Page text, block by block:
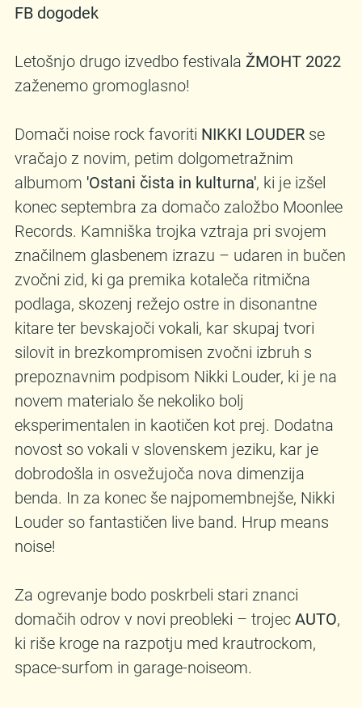
FB dogodek
Letošnjo drugo izvedbo festivala ŽMOHT 2022
zaženemo gromoglasno!
Domači noise rock favoriti NIKKI LOUDERse
vračajo z novim, petim dolgometražnim
albumom 'Ostani čista in kulturna', ki je izšel
konec septembra za domačo založbo Moonlee
Records. Kamniška trojka vztraja pri svojem
značilnem glasbenem izrazu – udaren in bučen
zvočni zid, ki ga premika kotaleča ritmična
podlaga, skozenj režejo ostre in disonantne
kitare ter bevskajoči vokali, kar skupaj tvori
silovit in brezkompromisen zvočni izbruh s
prepoznavnim podpisom Nikki Louder, ki je na
novem materialo še nekoliko bolj
eksperimentalen in kaotičen kot prej. Dodatna
novost so vokali v slovenskem jeziku, kar je
dobrodošla in osvežujoča nova dimenzija
benda. In za konec še najpomembnejše, Nikki
Louder so fantastičen live band. Hrup means
noise!
Za ogrevanje bodo poskrbeli stari znanci
domačih odrov v novi preobleki – trojec AUTO,
ki riše kroge na razpotju med krautrockom,
space-surfom in garage-noiseom.